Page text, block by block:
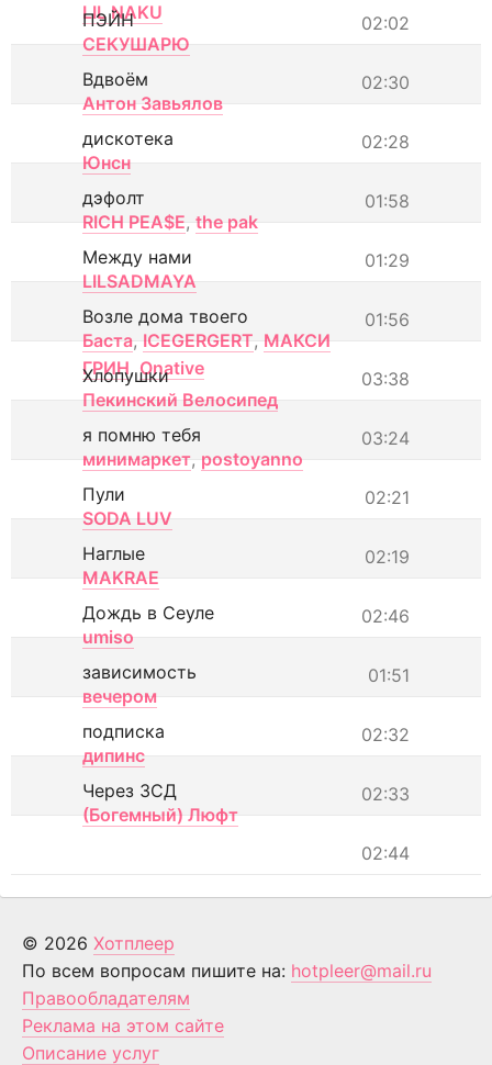
LIL NAKU
02:02
ПЭЙН
СЕКУШАРЮ
02:30
Вдвоём
Антон Завьялов
02:28
дискотека
Юнсн
01:58
дэфолт
RICH PEA$E, the pak
01:29
Между нами
LILSADMAYA
01:56
Возле дома твоего
Баста, ICEGERGERT, МАКСИ
ГРИН, Onative 03:38
Хлопушки
Пекинский Велосипед
03:24
я помню тебя
минимаркет, postoyanno
02:21
Пули
SODA LUV
02:19
Наглые
MAKRAE
02:46
Дождь в Сеуле
umiso
01:51
зависимость
вечером
02:32
подписка
дипинс
02:33
Через ЗСД
(Богемный) Люфт
02:44
© 2026 Хотплеер
По всем вопросам пишите на: hotpleer@mail.ru
Правообладателям
Реклама на этом сайте
Описание услуг